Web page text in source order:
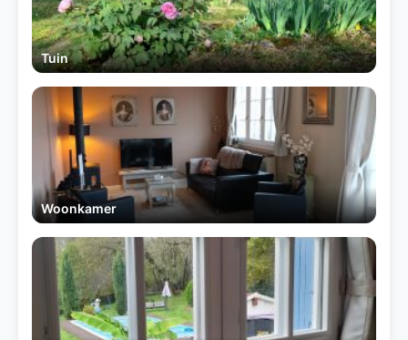
Tuin
Woonkamer